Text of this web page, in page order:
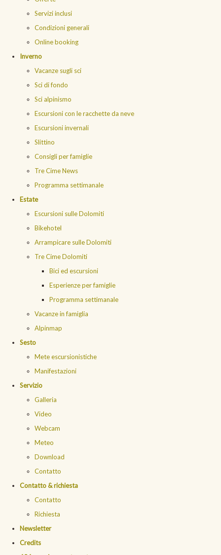
Servizi inclusi
Condizioni generali
Online booking
Inverno
Vacanze sugli sci
Sci di fondo
Sci alpinismo
Escursioni con le racchette da neve
Escursioni invernali
Slittino
Consigli per famiglie
Tre Cime News
Programma settimanale
Estate
Escursioni sulle Dolomiti
Bikehotel
Arrampicare sulle Dolomiti
Tre Cime Dolomiti
Bici ed escursioni
Esperienze per famiglie
Programma settimanale
Vacanze in famiglia
Alpinmap
Sesto
Mete escursionistiche
Manifestazioni
Servizio
Galleria
Video
Webcam
Meteo
Download
Contatto
Contatto & richiesta
Contatto
Richiesta
Newsletter
Credits